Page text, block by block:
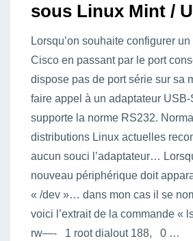
sous Linux Mint /
Lorsqu’on souhaite configurer
Cisco en passant par le port
dispose pas de port série sur sa
faire appel à un adaptateur
supporte la norme RS232.
distributions Linux actuelles
aucun souci l’adaptateur…
nouveau périphérique doit
« /dev »… dans mon cas il se
voici l’extrait de la commande «
rw—- 1 root dialout 188, 0 …